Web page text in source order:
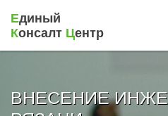
Единый
Консалт Центр
ВНЕСЕНИЕ